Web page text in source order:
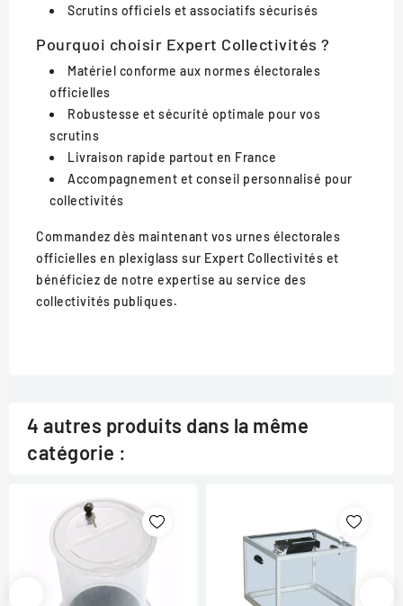
Scrutins officiels et associatifs sécurisés
Pourquoi choisir Expert Collectivités ?
Matériel conforme aux normes électorales
officielles
Robustesse et sécurité optimale pour vos
scrutins
Livraison rapide partout en France
Accompagnement et conseil personnalisé pour
collectivités
Commandez dès maintenant vos urnes électorales
officielles en plexiglass sur Expert Collectivités et
bénéficiez de notre expertise au service des
collectivités publiques.
4 autres produits dans la même
catégorie :